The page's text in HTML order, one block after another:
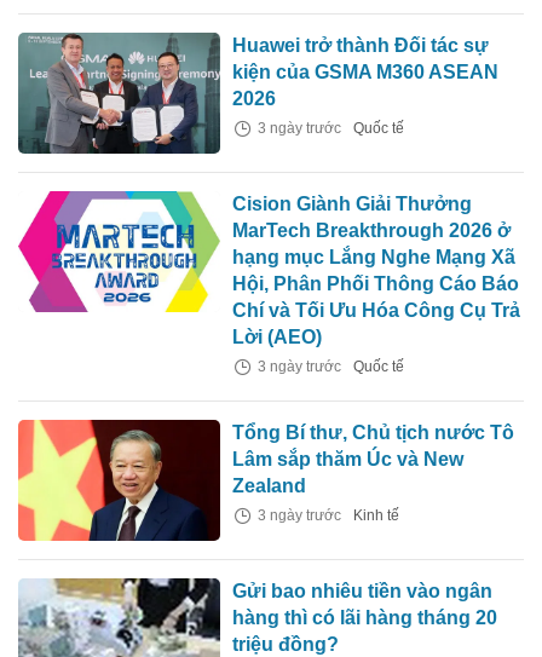
Huawei trở thành Đối tác sự
kiện của GSMA M360 ASEAN
2026
3 ngày trước Quốc tế
Cision Giành Giải Thưởng
MarTech Breakthrough 2026 ở
hạng mục Lắng Nghe Mạng Xã
Hội, Phân Phối Thông Cáo Báo
Chí và Tối Ưu Hóa Công Cụ Trả
Lời (AEO)
3 ngày trước Quốc tế
Tổng Bí thư, Chủ tịch nước Tô
Lâm sắp thăm Úc và New
Zealand
3 ngày trước Kinh tế
Gửi bao nhiêu tiền vào ngân
hàng thì có lãi hàng tháng 20
triệu đồng?